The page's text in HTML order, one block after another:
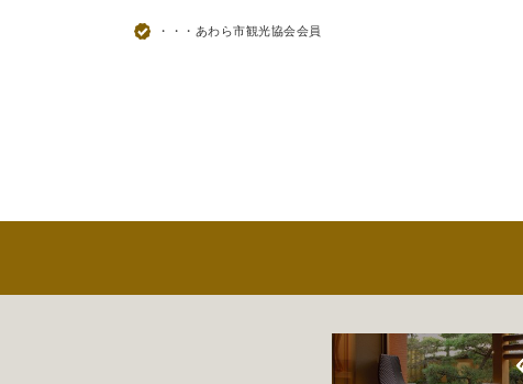
・・・あわら市観光協会会員